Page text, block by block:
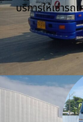
บริการให้เช่าร